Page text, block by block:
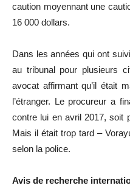
caution moyennant une
16 000 dollars.
Dans les années qui ont
au tribunal pour plusieurs
avocat affirmant qu’il était
l’étranger. Le procureur a
contre lui en avril 2017, soit
Mais il était trop tard –
selon la police.
Avis de recherche